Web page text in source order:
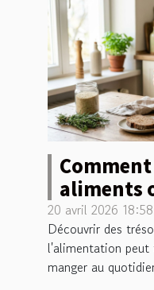
aliments
20 avril 2026 18:58
Découvrir des
l'alimentation
manger au